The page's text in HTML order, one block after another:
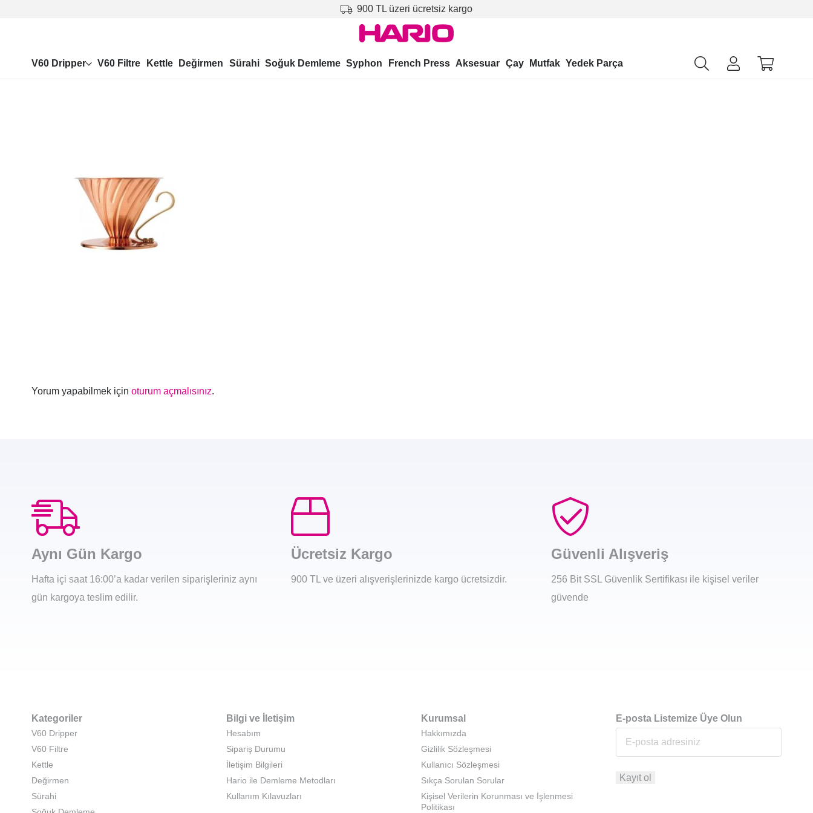
900 TL üzeri ücretsiz kargo
V60 Dripper V60 Filtre Kettle Değirmen Sürahi Soğuk Demleme Syphon French Press Aksesuar Çay Mutfak Yedek Parça
Yorum yapabilmek için oturum açmalısınız.
Aynı Gün Kargo
Hafta içi saat 16:00’a kadar verilen siparişleriniz aynı
gün kargoya teslim edilir.
Ücretsiz Kargo
900 TL ve üzeri alışverişlerinizde kargo ücretsizdir.
Güvenli Alışveriş
256 Bit SSL Güvenlik Sertifikası ile kişisel veriler
güvende
Kategoriler
V60 Dripper
V60 Filtre
Kettle
Değirmen
Sürahi
Bilgi ve İletişim
Hesabım
Sipariş Durumu
İletişim Bilgileri
Hario ile Demleme Metodları
Kullanım Kılavuzları
Kurumsal
Hakkımızda
Gizlilik Sözleşmesi
Kullanıcı Sözleşmesi
Sıkça Sorulan Sorular
Kişisel Verilerin Korunması ve İşlenmesi
Politikası
E-posta Listemize Üye Olun